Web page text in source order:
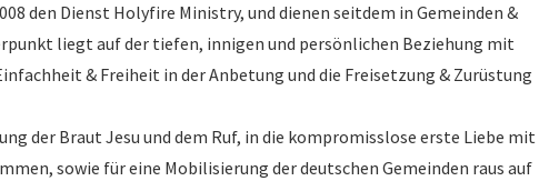
den Dienst Holyfire Ministry, und dienen seitdem in Gemeinden &
liegt auf der tiefen, innigen und persönlichen Beziehung mit
& Freiheit in der Anbetung und die Freisetzung & Zurüstung
der Braut Jesu und dem Ruf, in die kompromisslose erste Liebe mit
sowie für eine Mobilisierung der deutschen Gemeinden raus auf